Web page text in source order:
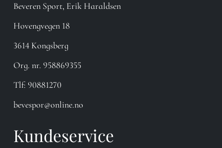
Beveren Sport, Erik Haraldsen
Hovengvegen 18
3614 Kongsberg
Org. nr. 958869355
Tlf: 90881270
bevespor@online.no
Kundeservice